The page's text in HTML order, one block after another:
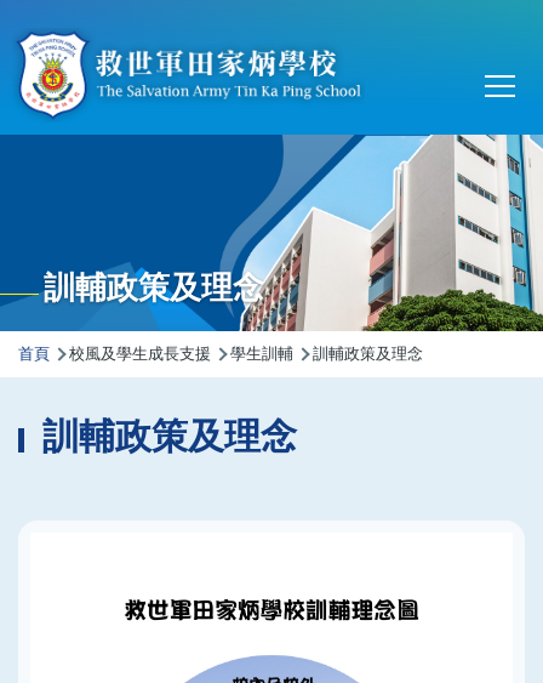
Main
訓輔政策及理念
導
連
首頁 校風及學生成長支援 學生訓輔 訓輔政策及理念
訓輔政策及理念